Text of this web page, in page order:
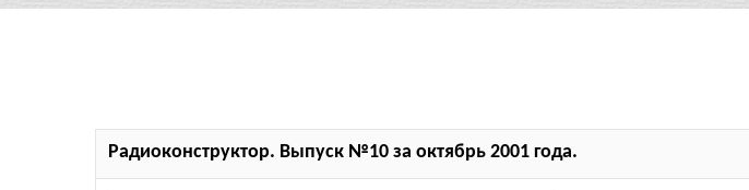
Радиоконструктор. Выпуск №10 за октябрь 2001 года.